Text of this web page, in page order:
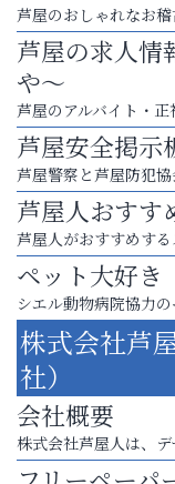
まずは話してみませ
「相続」無料相談会カ
Y-SPIRAL（
芦屋のおしゃれなお
芦屋の求人情
や～
芦屋のアルバイト・
芦屋安全掲示
芦屋警察と芦屋防犯
芦屋人おすす
芦屋人がおすすめす
ペット大好き
シエル動物病院協力
株式会社芦
社）
会社概要
株式会社芦屋人は、